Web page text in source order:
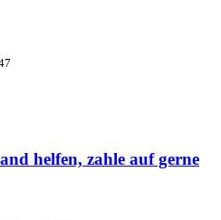
helfen, zahle auf gerne